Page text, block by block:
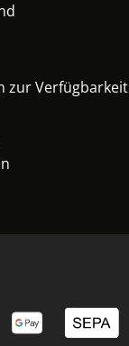
zur Verfügbarkeit